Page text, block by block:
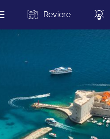
Reviere